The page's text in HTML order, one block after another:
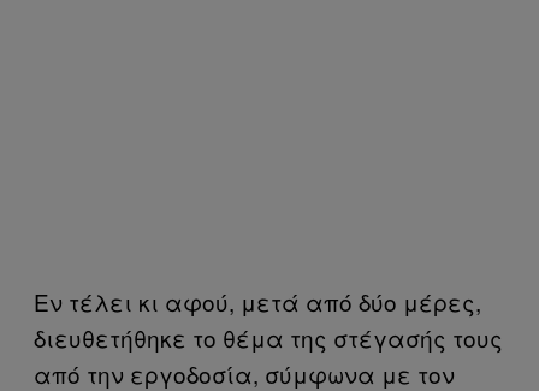
Εν τέλει κι αφού, μετά από δύο μέρες,
διευθετήθηκε το θέμα της στέγασής τους
από την εργοδοσία, σύμφωνα με τον